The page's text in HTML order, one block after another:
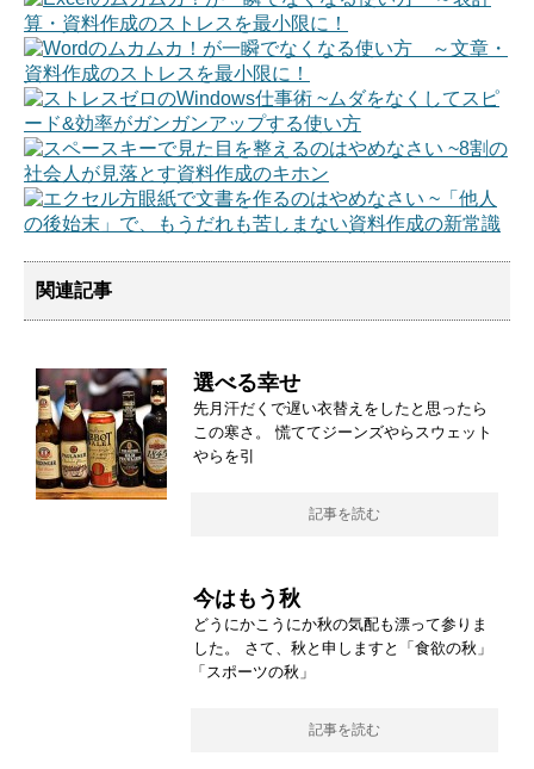
関連記事
選べる幸せ
先月汗だくで遅い衣替えをしたと思ったら
この寒さ。 慌ててジーンズやらスウェット
やらを引
記事を読む
今はもう秋
どうにかこうにか秋の気配も漂って参りま
した。 さて、秋と申しますと「食欲の秋」
「スポーツの秋」
記事を読む